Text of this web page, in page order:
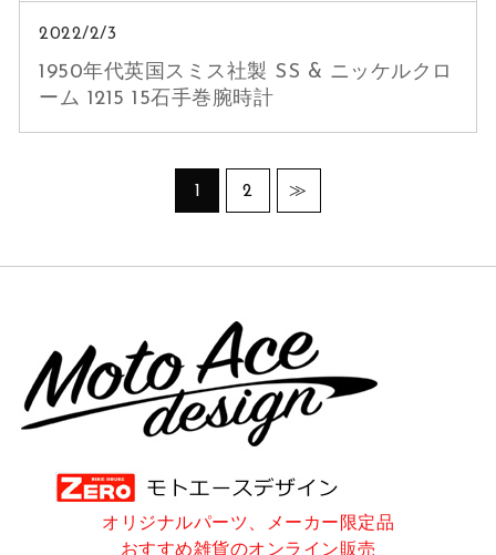
2022/2/3
1950年代英国スミス社製 SS & ニッケルクロ
ーム 1215 15石手巻腕時計
1 2 ≫
オリジナルパーツ、メーカー限定品
おすすめ雑貨のオンライン販売